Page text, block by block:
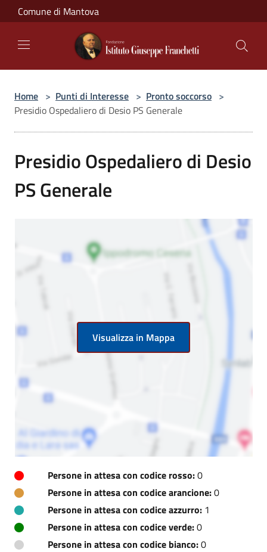
Salta al contenuto principale
Comune di Mantova
Home > Punti di Interesse > Pronto soccorso >
Presidio Ospedaliero di Desio PS Generale
Presidio Ospedaliero di Desio
PS Generale
Visualizza in Mappa
Persone in attesa con codice rosso:0
Persone in attesa con codice arancione:0
Persone in attesa con codice azzurro: 1
Persone in attesa con codice verde:0
Persone in attesa con codice bianco:0